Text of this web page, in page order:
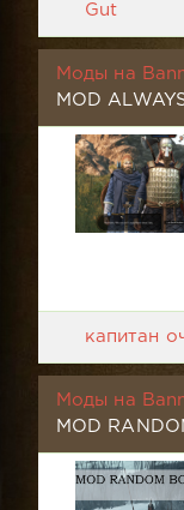
Gut
Моды на
MOD
капитан
Моды на
MOD